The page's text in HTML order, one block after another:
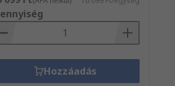
Hozzáadás